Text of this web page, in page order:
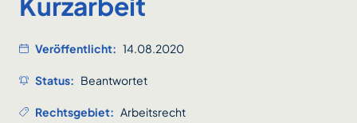
Veröffentlicht: 14.08.2020
Status: Beantwortet
Rechtsgebiet: Arbeitsrecht